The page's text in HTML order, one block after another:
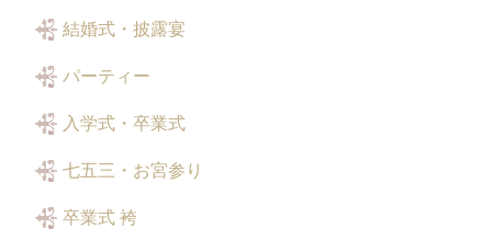
結婚式・披露宴
パーティー
入学式・卒業式
七五三・お宮参り
卒業式 袴